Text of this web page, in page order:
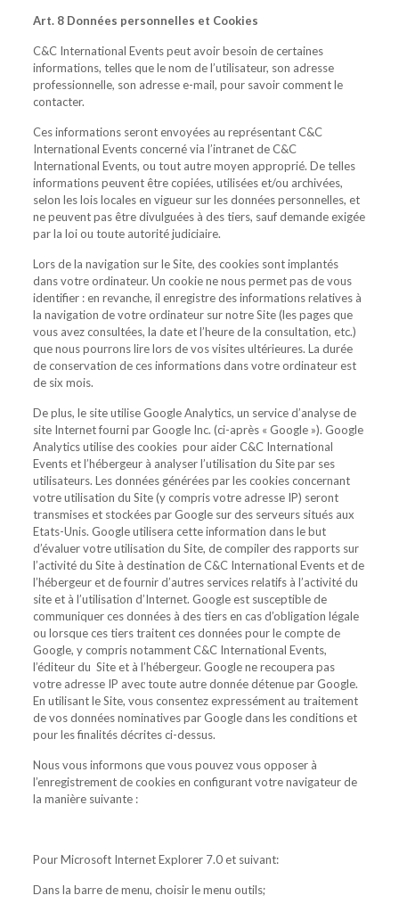
Art. 8 Données personnelles et Cookies
C&C International Events peut avoir besoin de certaines
informations, telles que le nom de l’utilisateur, son adresse
professionnelle, son adresse e-mail, pour savoir comment le
contacter.
Ces informations seront envoyées au représentant C&C
International Events concerné via l’intranet de C&C
International Events, ou tout autre moyen approprié. De telles
informations peuvent être copiées, utilisées et/ou archivées,
selon les lois locales en vigueur sur les données personnelles, et
ne peuvent pas être divulguées à des tiers, sauf demande exigée
par la loi ou toute autorité judiciaire.
Lors de la navigation sur le Site, des cookies sont implantés
dans votre ordinateur. Un cookie ne nous permet pas de vous
identifier : en revanche, il enregistre des informations relatives à
la navigation de votre ordinateur sur notre Site (les pages que
vous avez consultées, la date et l’heure de la consultation, etc.)
que nous pourrons lire lors de vos visites ultérieures. La durée
de conservation de ces informations dans votre ordinateur est
de six mois.
De plus, le site utilise Google Analytics, un service d’analyse de
site Internet fourni par Google Inc. (ci-après « Google »). Google
Analytics utilise des cookies pour aider C&C International
Events et l’hébergeur à analyser l’utilisation du Site par ses
utilisateurs. Les données générées par les cookies concernant
votre utilisation du Site (y compris votre adresse IP) seront
transmises et stockées par Google sur des serveurs situés aux
Etats-Unis. Google utilisera cette information dans le but
d’évaluer votre utilisation du Site, de compiler des rapports sur
l’activité du Site à destination de C&C International Events et de
l’hébergeur et de fournir d’autres services relatifs à l’activité du
site et à l’utilisation d’Internet. Google est susceptible de
communiquer ces données à des tiers en cas d’obligation légale
ou lorsque ces tiers traitent ces données pour le compte de
Google, y compris notamment C&C International Events,
l’éditeur du Site et à l’hébergeur. Google ne recoupera pas
votre adresse IP avec toute autre donnée détenue par Google.
En utilisant le Site, vous consentez expressément au traitement
de vos données nominatives par Google dans les conditions et
pour les finalités décrites ci-dessus.
Nous vous informons que vous pouvez vous opposer à
l’enregistrement de cookies en configurant votre navigateur de
la manière suivante :
Pour Microsoft Internet Explorer 7.0 et suivant:
Dans la barre de menu, choisir le menu outils;